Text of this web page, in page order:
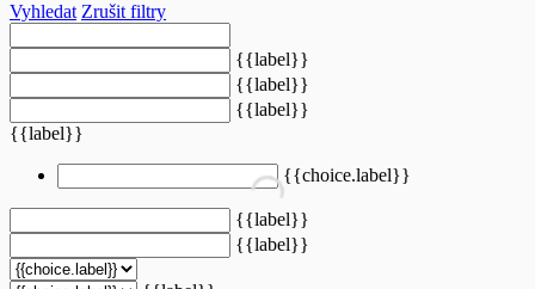
Vyhledat Zrušit filtry
{{label}}
{{label}}
{{label}}
{{label}}
{{choice.label}}
{{label}}
{{label}}